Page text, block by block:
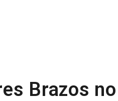
Brazos no